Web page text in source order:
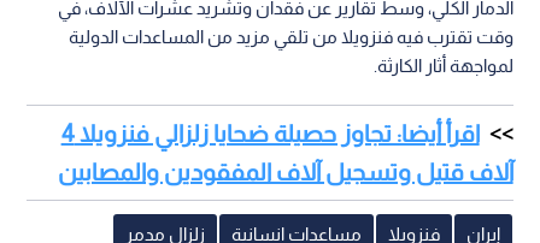
الدمار الكلي، وسط تقارير عن فقدان وتشريد عشرات الآلاف، في
وقت تقترب فيه فنزويلا من تلقي مزيد من المساعدات الدولية
لمواجهة أثار الكارثة.
اقرأ أيضا: تجاوز حصيلة ضحايا زلزالي فنزويلا 4
آلاف قتيل وتسجيل آلاف المفقودين والمصابين
إيران فنزويلا مساعدات انسانية زلزال مدمر